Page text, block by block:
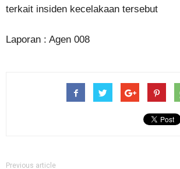
terkait insiden kecelakaan tersebut
Laporan : Agen 008
Previous article